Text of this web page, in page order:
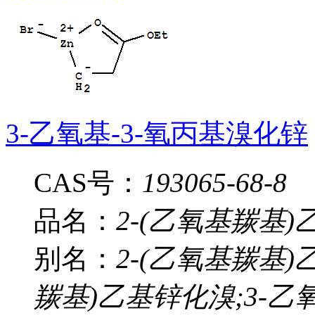
3-乙氧基-3-氧丙基溴化锌
CAS号： 193065-68-8
品名： 2-(乙氧基羰基)
别名： 2-(乙氧基羰基)
羰基)乙基锌化溴;3-乙